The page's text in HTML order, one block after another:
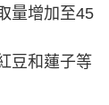
量增加至45
豆和蓮子等